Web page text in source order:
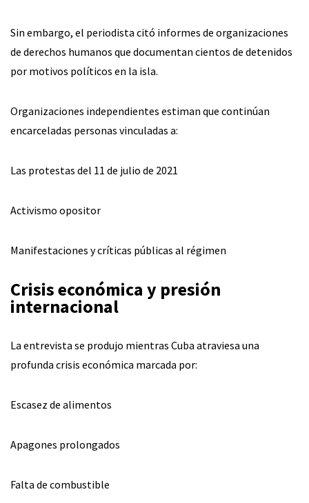
Sin embargo, el periodista citó informes de organizaciones
de derechos humanos que documentan cientos de detenidos
por motivos políticos en la isla.
Organizaciones independientes estiman que continúan
encarceladas personas vinculadas a:
Las protestas del 11 de julio de 2021
Activismo opositor
Manifestaciones y críticas públicas al régimen
Crisis económica y presión
internacional
La entrevista se produjo mientras Cuba atraviesa una
profunda crisis económica marcada por:
Escasez de alimentos
Apagones prolongados
Falta de combustible